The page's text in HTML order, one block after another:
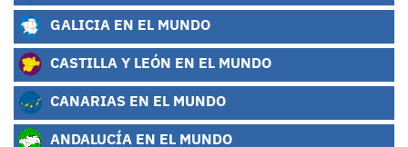
GALICIA EN EL MUNDO
CASTILLA Y LEÓN EN EL MUNDO
CANARIAS EN EL MUNDO
ANDALUCÍA EN EL MUNDO